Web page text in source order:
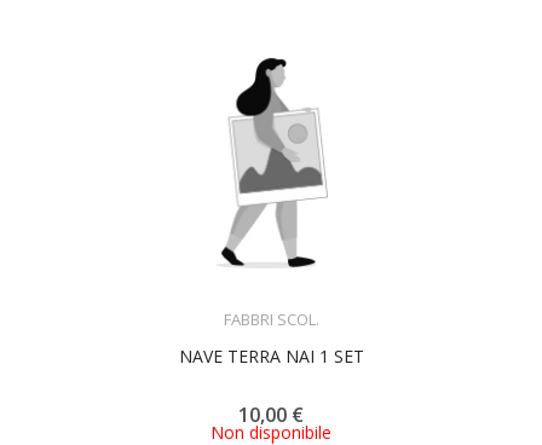
FABBRI SCOL.
NAVE TERRA NAI 1 SET
10,00 €
Non disponibile